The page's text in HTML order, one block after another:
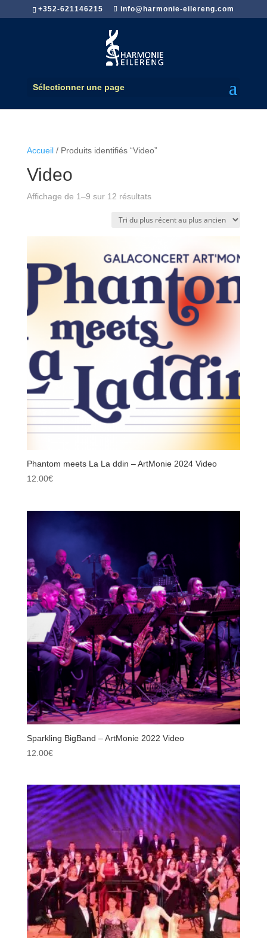
+352-621146215 info@harmonie-eilereng.com
Sélectionner une page
Accueil/ Produits identifiés “Video”
Video
Affichage de 1–9 sur 12 résultatsTrié
plus
plus
ancien
Phantom meets La La ddin – ArtMonie 2024 Video
12.00€
Sparkling BigBand – ArtMonie 2022 Video
12.00€